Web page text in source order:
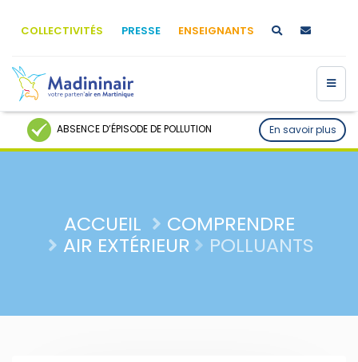
COLLECTIVITÉS PRESSE ENSEIGNANTS
ABSENCE D’ÉPISODE DE POLLUTION En savoir plus
ACCUEIL
COMPRENDRE
AIR EXTÉRIEUR
POLLUANTS